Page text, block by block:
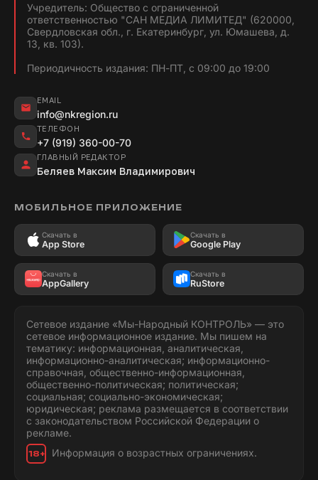
Учредитель: Общество с ограниченной
ответственностью "САН МЕДИА ЛИМИТЕД" (620000,
Свердловская обл., г. Екатеринбург, ул. Юмашева, д.
13, кв. 103).
Периодичность издания: ПН-ПТ, с 09:00 до 19:00
EMAIL
info@nkregion.ru
ТЕЛЕФОН
+7 (919) 360-00-70
ГЛАВНЫЙ РЕДАКТОР
Беляев Максим Владимирович
МОБИЛЬНОЕ ПРИЛОЖЕНИЕ
Скачать в
App Store
Скачать в
Google Play
Скачать в
AppGallery
Скачать в
RuStore
Сетевое издание «Мы-Народный КОНТРОЛЬ» — это
сетевое информационное издание. Мы пишем на
тематику: информационная, аналитическая,
информационно-аналитическая; информационно-
справочная, общественно-информационная,
общественно-политическая; политическая;
социальная; социально-экономическая;
юридическая; реклама размещается в соответствии
с законодательством Российской Федерации о
рекламе.
18+ Информация о возрастных ограничениях.